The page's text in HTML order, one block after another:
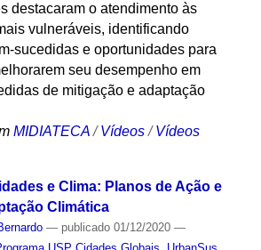
destacaram o atendimento às
vulneráveis, identificando
sucedidas e oportunidades para
seu desempenho em
de mitigação e adaptação
MIDIATECA /Vídeos /Vídeos
e Clima: Planos de Ação e
Climática
— publicado01/12/2020 —